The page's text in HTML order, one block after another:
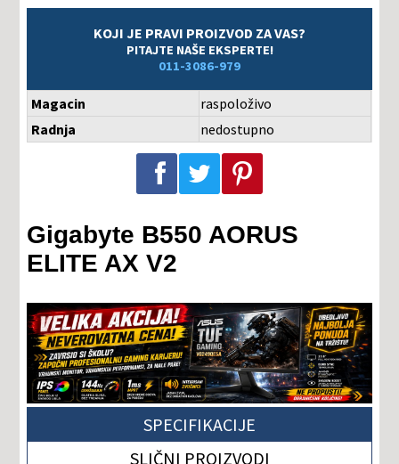
KOJI JE PRAVI PROIZVOD ZA VAS?
PITAJTE NAŠE EKSPERTE!
011-3086-979
Magacin
raspoloživo
Radnja
nedostupno
Podeli na Facebook-u Podeli na Twitter-u Podeli na Pinterest-u
Gigabyte B550 AORUS
ELITE AX V2
SPECIFIKACIJE
SLIČNI PROIZVODI